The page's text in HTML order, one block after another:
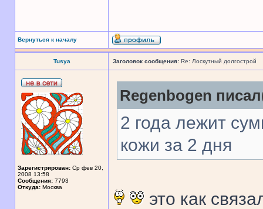
Вернуться к началу
Tusya Заголовок сообщения: Re: Лоскутный долгострой
Зарегистрирован: Ср фев 20,
2008 13:58
Сообщения: 7793
Откуда: Москва
Regenbogen
2 года лежит
кожи за 2 дня
это как